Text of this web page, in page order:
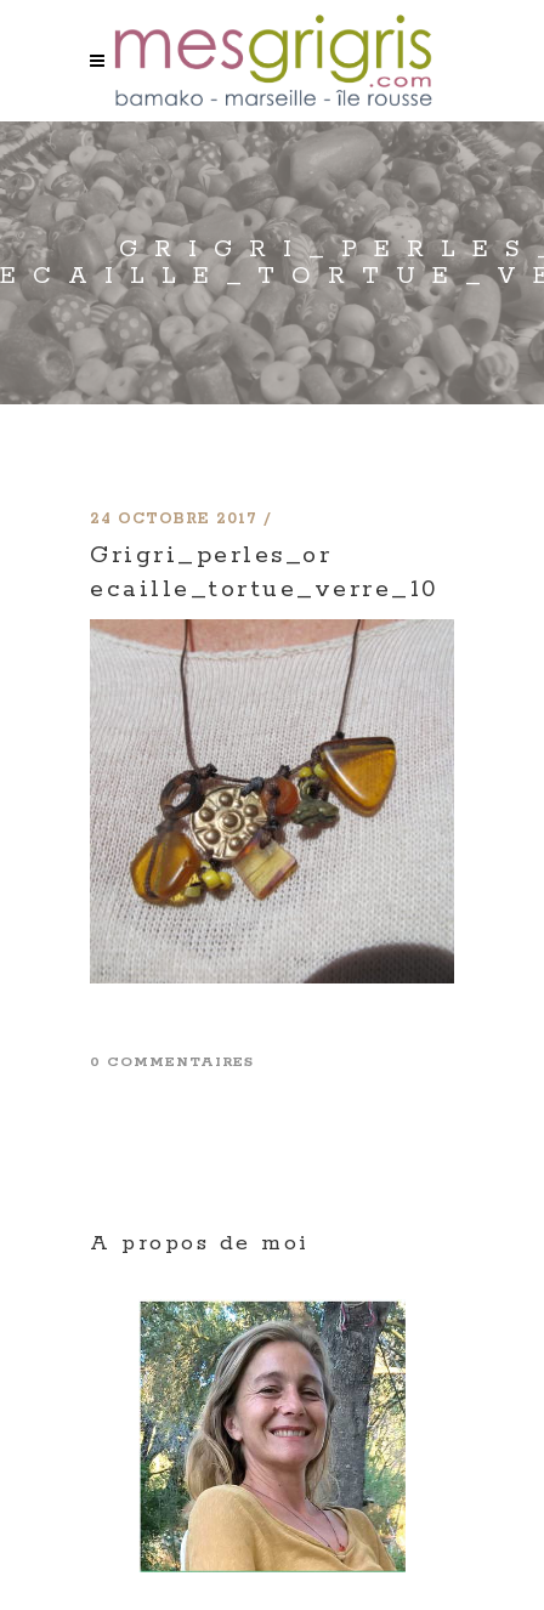
24 OCTOBRE 2017
Grigri_perles_or
ecaille_tortue_verre_10
0 COMMENTAIRES
A propos de moi